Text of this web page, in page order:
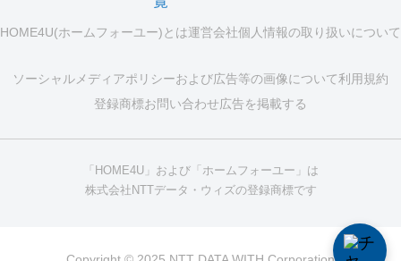
HOME4U(ホームフォーユー)とは運営会社個人情報の取り扱いについて
ソーシャルメディアポリシーおよび広告等の画像について利用規約
登録商標お問い合わせ広告を掲載する
「HOME4U」および「ホームフォーユー」は
株式会社NTTデータ・ウィズの登録商標です